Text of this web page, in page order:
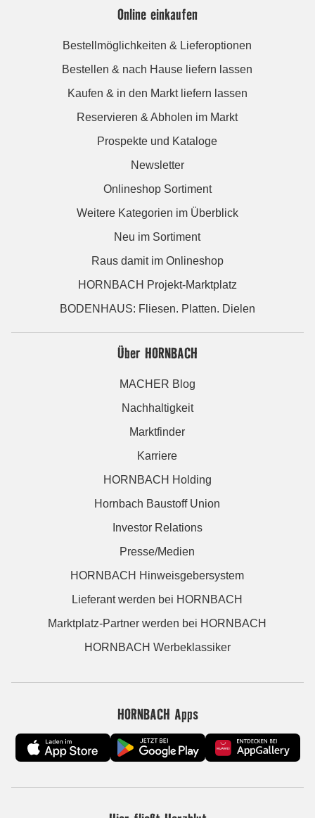
Online einkaufen
Bestellmöglichkeiten & Lieferoptionen
Bestellen & nach Hause liefern lassen
Kaufen & in den Markt liefern lassen
Reservieren & Abholen im Markt
Prospekte und Kataloge
Newsletter
Onlineshop Sortiment
Weitere Kategorien im Überblick
Neu im Sortiment
Raus damit im Onlineshop
HORNBACH Projekt-Marktplatz
BODENHAUS: Fliesen. Platten. Dielen
Über HORNBACH
MACHER Blog
Nachhaltigkeit
Marktfinder
Karriere
HORNBACH Holding
Hornbach Baustoff Union
Investor Relations
Presse/Medien
HORNBACH Hinweisgebersystem
Lieferant werden bei HORNBACH
Marktplatz-Partner werden bei HORNBACH
HORNBACH Werbeklassiker
HORNBACH Apps